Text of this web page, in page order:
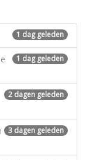
1 dag geleden
1 dag geleden
2 dagen geleden
3 dagen geleden